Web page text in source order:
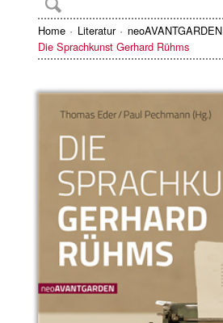
Home Literatur
neoAVANTGARDEN
Die Sprachkunst Gerhard Rühms